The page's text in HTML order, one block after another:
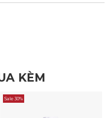
KÈM
Sale 30%